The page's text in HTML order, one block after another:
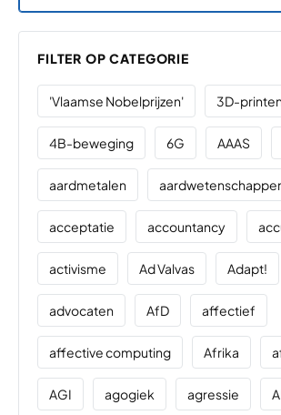
FILTER OP CATEGORIE
'Vlaamse Nobelprijzen' 3D-printen
4B-beweging 6G AAAS
aardmetalen
acceptatie accountancy
activisme Ad Valvas Adapt!
advocaten AfD affectief
affective computing Afrika
AGI agogiek agressie